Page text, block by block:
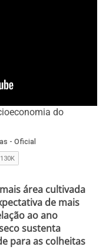
do
área cultivada
de mais
ao ano
sustenta
para as colheitas